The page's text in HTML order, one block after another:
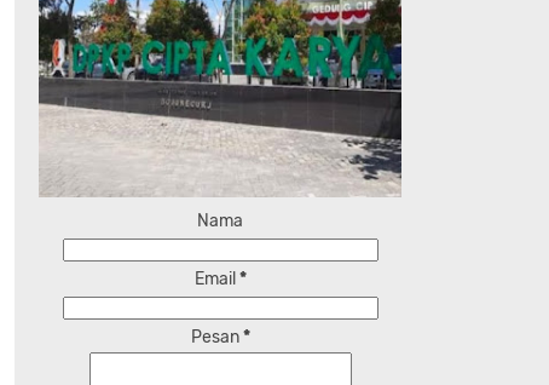
Nama
Email *
Pesan*